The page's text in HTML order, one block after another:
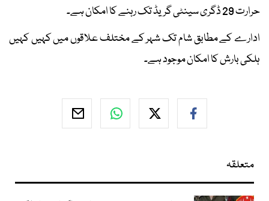
حرارت 29 ڈگری سینٹی گریڈ تک رہنے کا امکان ہے۔
ادارے کے مطابق شام تک شہر کے مختلف علاقوں میں کہیں کہیں
ہلکی بارش کا امکان موجود ہے۔
متعلقہ